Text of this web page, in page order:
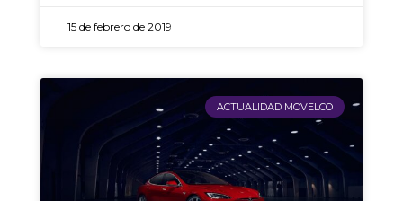
15 de febrero de 2019
ACTUALIDAD MOVELCO